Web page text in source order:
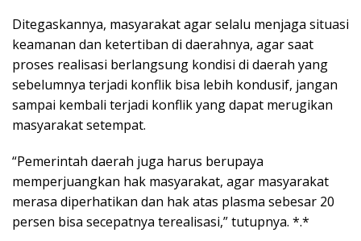
Ditegaskannya, masyarakat agar selalu menjaga situasi
keamanan dan ketertiban di daerahnya, agar saat
proses realisasi berlangsung kondisi di daerah yang
sebelumnya terjadi konflik bisa lebih kondusif, jangan
sampai kembali terjadi konflik yang dapat merugikan
masyarakat setempat.
“Pemerintah daerah juga harus berupaya
memperjuangkan hak masyarakat, agar masyarakat
merasa diperhatikan dan hak atas plasma sebesar 20
persen bisa secepatnya terealisasi,” tutupnya. *.*